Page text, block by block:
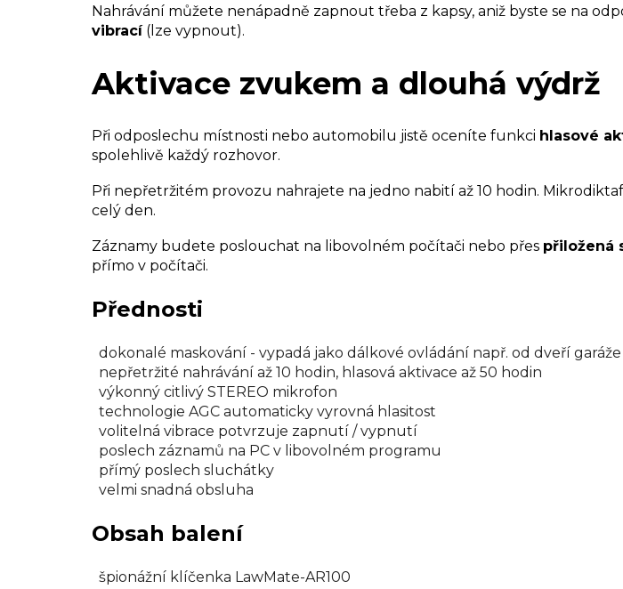
Nahrávání můžete nenápadně zapnout třeba z kapsy, aniž byste se na
vibrací(lze vypnout).
Aktivace zvukem a dlouhá výdrž
Při odposlechu místnosti nebo automobilu jistě oceníte funkci hlasové
spolehlivě každý rozhovor.
Při nepřetržitém provozu nahrajete na jedno nabití až 10 hodin.
celý den.
Záznamy budete poslouchat na libovolném počítači nebo přes přiložená
přímo v počítači.
Přednosti
dokonalé maskování - vypadá jako dálkové ovládání např. od dveří garáže
nepřetržité nahrávání až 10 hodin, hlasová aktivace až 50 hodin
výkonný citlivý STEREO mikrofon
technologie AGC automaticky vyrovná hlasitost
volitelná vibrace potvrzuje zapnutí / vypnutí
poslech záznamů na PC v libovolném programu
přímý poslech sluchátky
velmi snadná obsluha
Obsah balení
špionážní klíčenka LawMate-AR100